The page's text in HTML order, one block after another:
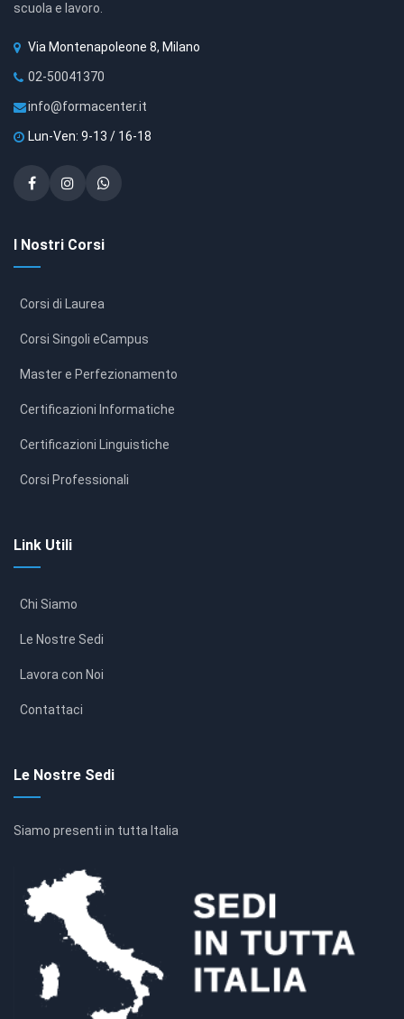
scuola e lavoro.
Via Montenapoleone 8, Milano
02-50041370
info@formacenter.it
Lun-Ven: 9-13 / 16-18
I Nostri Corsi
Corsi di Laurea
Corsi Singoli eCampus
Master e Perfezionamento
Certificazioni Informatiche
Certificazioni Linguistiche
Corsi Professionali
Link Utili
Chi Siamo
Le Nostre Sedi
Lavora con Noi
Contattaci
Le Nostre Sedi
Siamo presenti in tutta Italia